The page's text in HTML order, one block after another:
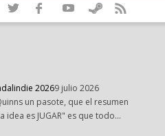
20269 julio 2026
un pasote, que el resumen
idea es JUGAR" es que todo…